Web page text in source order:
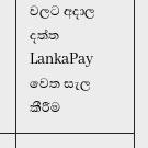
වලට අදාල
දත්ත
LankaPay
වෙත සැල
කීරීම